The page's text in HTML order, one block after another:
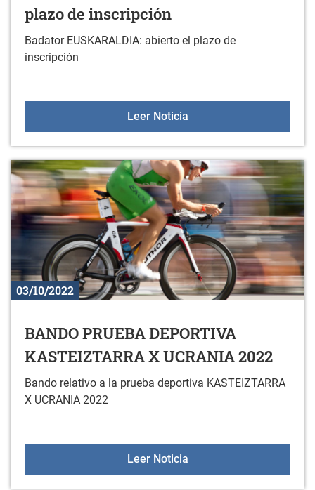
plazo de inscripción
Badator EUSKARALDIA: abierto el plazo de
inscripción
Leer NoticiaBadator
03/10/2022
BANDO PRUEBA DEPORTIVA
KASTEIZTARRA X UCRANIA 2022
Bando relativo a la prueba deportiva KASTEIZTARRA
X UCRANIA 2022
Leer NoticiaBANDO PRUEBA